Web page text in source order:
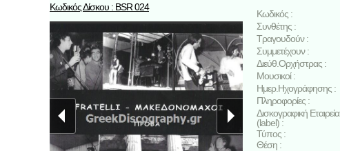
Κωδικός Δίσκου : BSR 024
Κωδικός :
Συνθέτης :
Τραγουδούν :
Συμμετέχουν :
Διεύθ.Ορχήστρας :
Μουσικοί :
Ημερ.Ηχογράφησης :
Πληροφορίες :
Δισκογραφική Εταιρεία
(label) :
Τύπος :
Θέση :